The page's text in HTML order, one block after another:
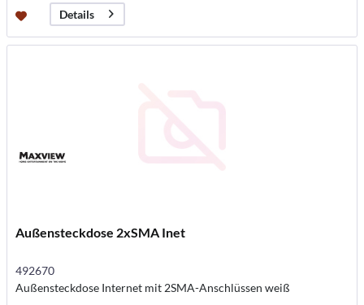
Details
Außensteckdose 2xSMA Inet
492670
Außensteckdose Internet mit 2SMA-Anschlüssen weiß